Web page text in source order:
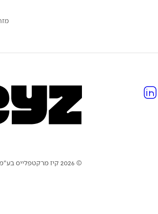
© 2026 קיז מרקטפלייס בע"מ. כל הזכויות שמורות